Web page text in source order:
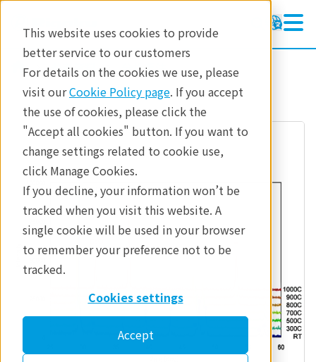
This website uses cookies to provide
better service to our customers
For details on the cookies we use, please
visit ourCookie Policy page. If you accept
the use of cookies, please click the
"Accept all cookies" button. If you want to
change settings related to cookie use,
click Manage Cookies.
If you decline, your information won’t be
tracked when you visit this website. A
single cookie will be used in your browser
to remember your preference not to be
tracked.
Cookies settings
Accept
参考資料 分析手法